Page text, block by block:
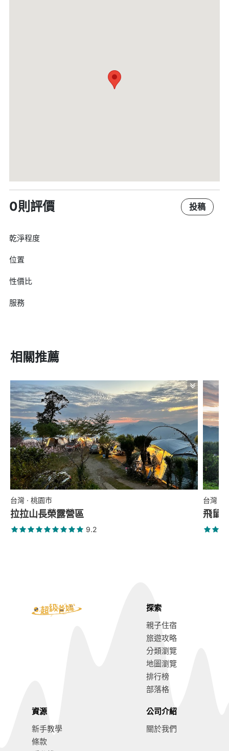
0則評價 投稿
乾淨程度
位置
性價比
服務
相關推薦
台灣 · 桃園市
拉拉山長榮露營區
9.2
台灣 ·
飛鼠
探索
親子住宿
旅遊攻略
分類瀏覽
地圖瀏覽
排行榜
部落格
資源
新手教學
條款
公司介紹
關於我們